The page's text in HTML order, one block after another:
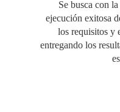
Se busca con
ejecución exitosa
los requisitos y
entregando los